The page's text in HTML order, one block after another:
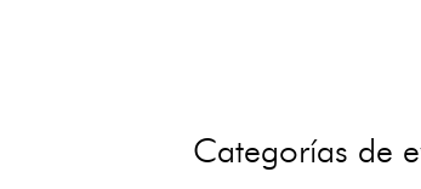
Categorías de